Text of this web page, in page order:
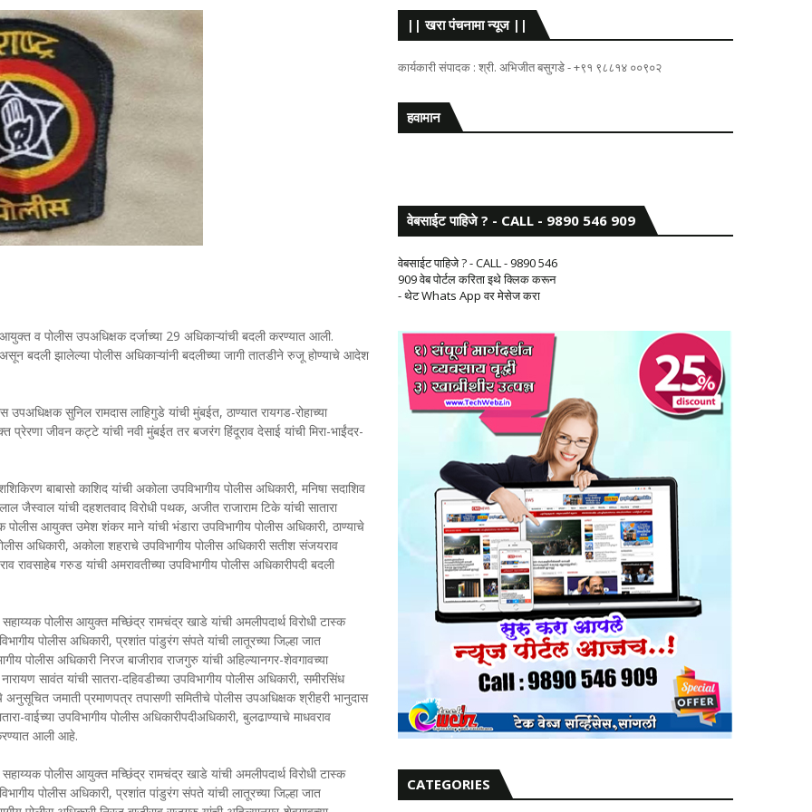
व पोलीस उपअधिक्षक दर्जाच्या 29 अधिकाऱ्यांची बदली करण्यात आली.
बदली झालेल्या पोलीस अधिकाऱ्यांनी बदलीच्या जागी तातडीने रुजू होण्याचे आदेश
सुनिल रामदास लाहिगुडे यांची मुंबईत, ठाण्यात रायगड-रोहाच्या
प्रेरणा जीवन कट्टे यांची नवी मुंबईत तर बजरंग हिंदूराव देसाई यांची मिरा-भाईंदर-
बाबासो काशिद यांची अकोला उपविभागीय पोलीस अधिकारी, मनिषा सदाशिव
जैस्वाल यांची दहशतवाद विरोधी पथक, अजीत राजाराम टिके यांची सातारा
पोलीस आयुक्त उमेश शंकर माने यांची भंडारा उपविभागीय पोलीस अधिकारी, ठाण्याचे
अधिकारी, अकोला शहराचे उपविभागीय पोलीस अधिकारी सतीश संजयराव
रावसाहेब गरुड यांची अमरावतीच्या उपविभागीय पोलीस अधिकारीपदी बदली
पोलीस आयुक्त मच्छिंद्र रामचंद्र खाडे यांची अमलीपदार्थ विरोधी टास्क
पोलीस अधिकारी, प्रशांत पांडुरंग संपते यांची लातूरच्या जिल्हा जात
पोलीस अधिकारी निरज बाजीराव राजगुरु यांची अहिल्यानगर-शेवगावच्या
सावंत यांची सातरा-दहिवडीच्या उपविभागीय पोलीस अधिकारी, समीरसिंध
अनुसूचित जमाती प्रमाणपत्र तपासणी समितीचे पोलीस उपअधिक्षक श्रीहरी भानुदास
वाईच्या उपविभागीय पोलीस अधिकारीपदीअधिकारी, बुलढाण्याचे माधवराव
आली आहे.
पोलीस आयुक्त मच्छिंद्र रामचंद्र खाडे यांची अमलीपदार्थ विरोधी टास्क
पोलीस अधिकारी, प्रशांत पांडुरंग संपते यांची लातूरच्या जिल्हा जात
|| खरा पंचनामा न्यूज ||
कार्यकारी संपादक : श्री. अभिजीत बसुगडे - +९१ ९८८१४ ००९०२
हवामान
वेबसाईट पाहिजे ? - CALL - 9890 546 909
वेबसाईट पाहिजे ? - CALL - 9890 546
909 वेब पोर्टल करिता इथे क्लिक करून
- थेट Whats App वर मेसेज करा
CATEGORIES